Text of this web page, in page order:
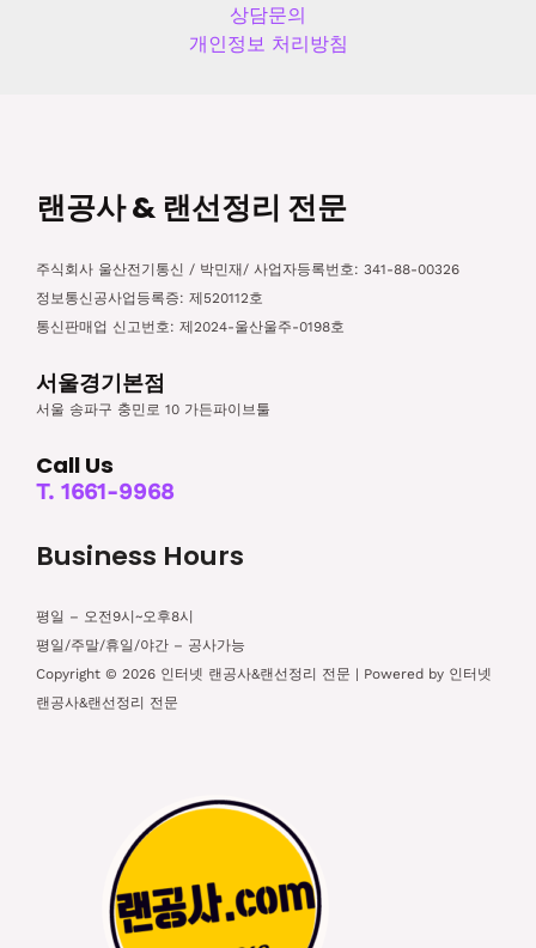
상담문의
개인정보 처리방침
랜공사 & 랜선정리 전문
주식회사 울산전기통신 / 박민재/ 사업자등록번호: 341-88-00326
정보통신공사업등록증: 제520112호
통신판매업 신고번호: 제2024-울산울주-0198호
서울경기본점
서울 송파구 충민로 10 가든파이브툴
Call Us
T. 1661-9968
Business Hours
평일 – 오전9시~오후8시
평일/주말/휴일/야간 – 공사가능
Copyright © 2026 인터넷 랜공사&랜선정리 전문 | Powered by 인터넷
랜공사&랜선정리 전문